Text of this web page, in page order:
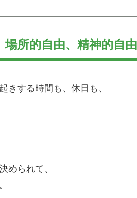
所的自由、精神的自由
きする時間も、休日も、
められて、